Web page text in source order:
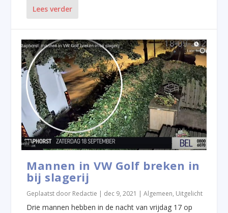
Lees verder
Mannen in VW Golf breken in
bij slagerij
Geplaatst door Redactie | dec 9, 2021 |Algemeen, Uitgelicht
Drie mannen hebben in de nacht van vrijdag 17 op